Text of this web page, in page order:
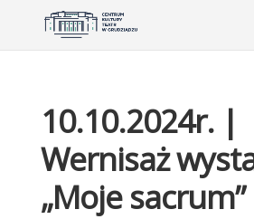
10.10.2024r. |
Wernisaż
„Moje sacrum”